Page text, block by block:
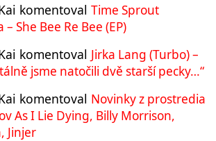
komentoval Time Sprout
She Bee Re Bee (EP)
komentoval Jirka Lang (Turbo) –
jsme natočili dvě starší pecky…“
komentoval Novinky z prostredia
As I Lie Dying, Billy Morrison,
Jinjer